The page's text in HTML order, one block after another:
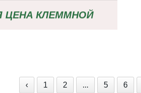
ЦЕНА КЛЕММНОЙ
КОЛОДКА С
‹ 1 2 ... 5 6